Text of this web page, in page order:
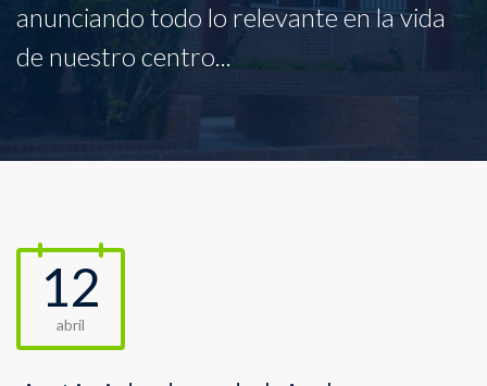
anunciando todo lo relevante en la vida
de nuestro centro...
12
abril